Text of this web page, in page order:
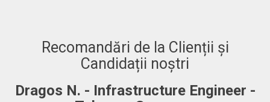
Recomandări de la Clienții și
Candidații noștri
Adrian. C - Fullstack Developer